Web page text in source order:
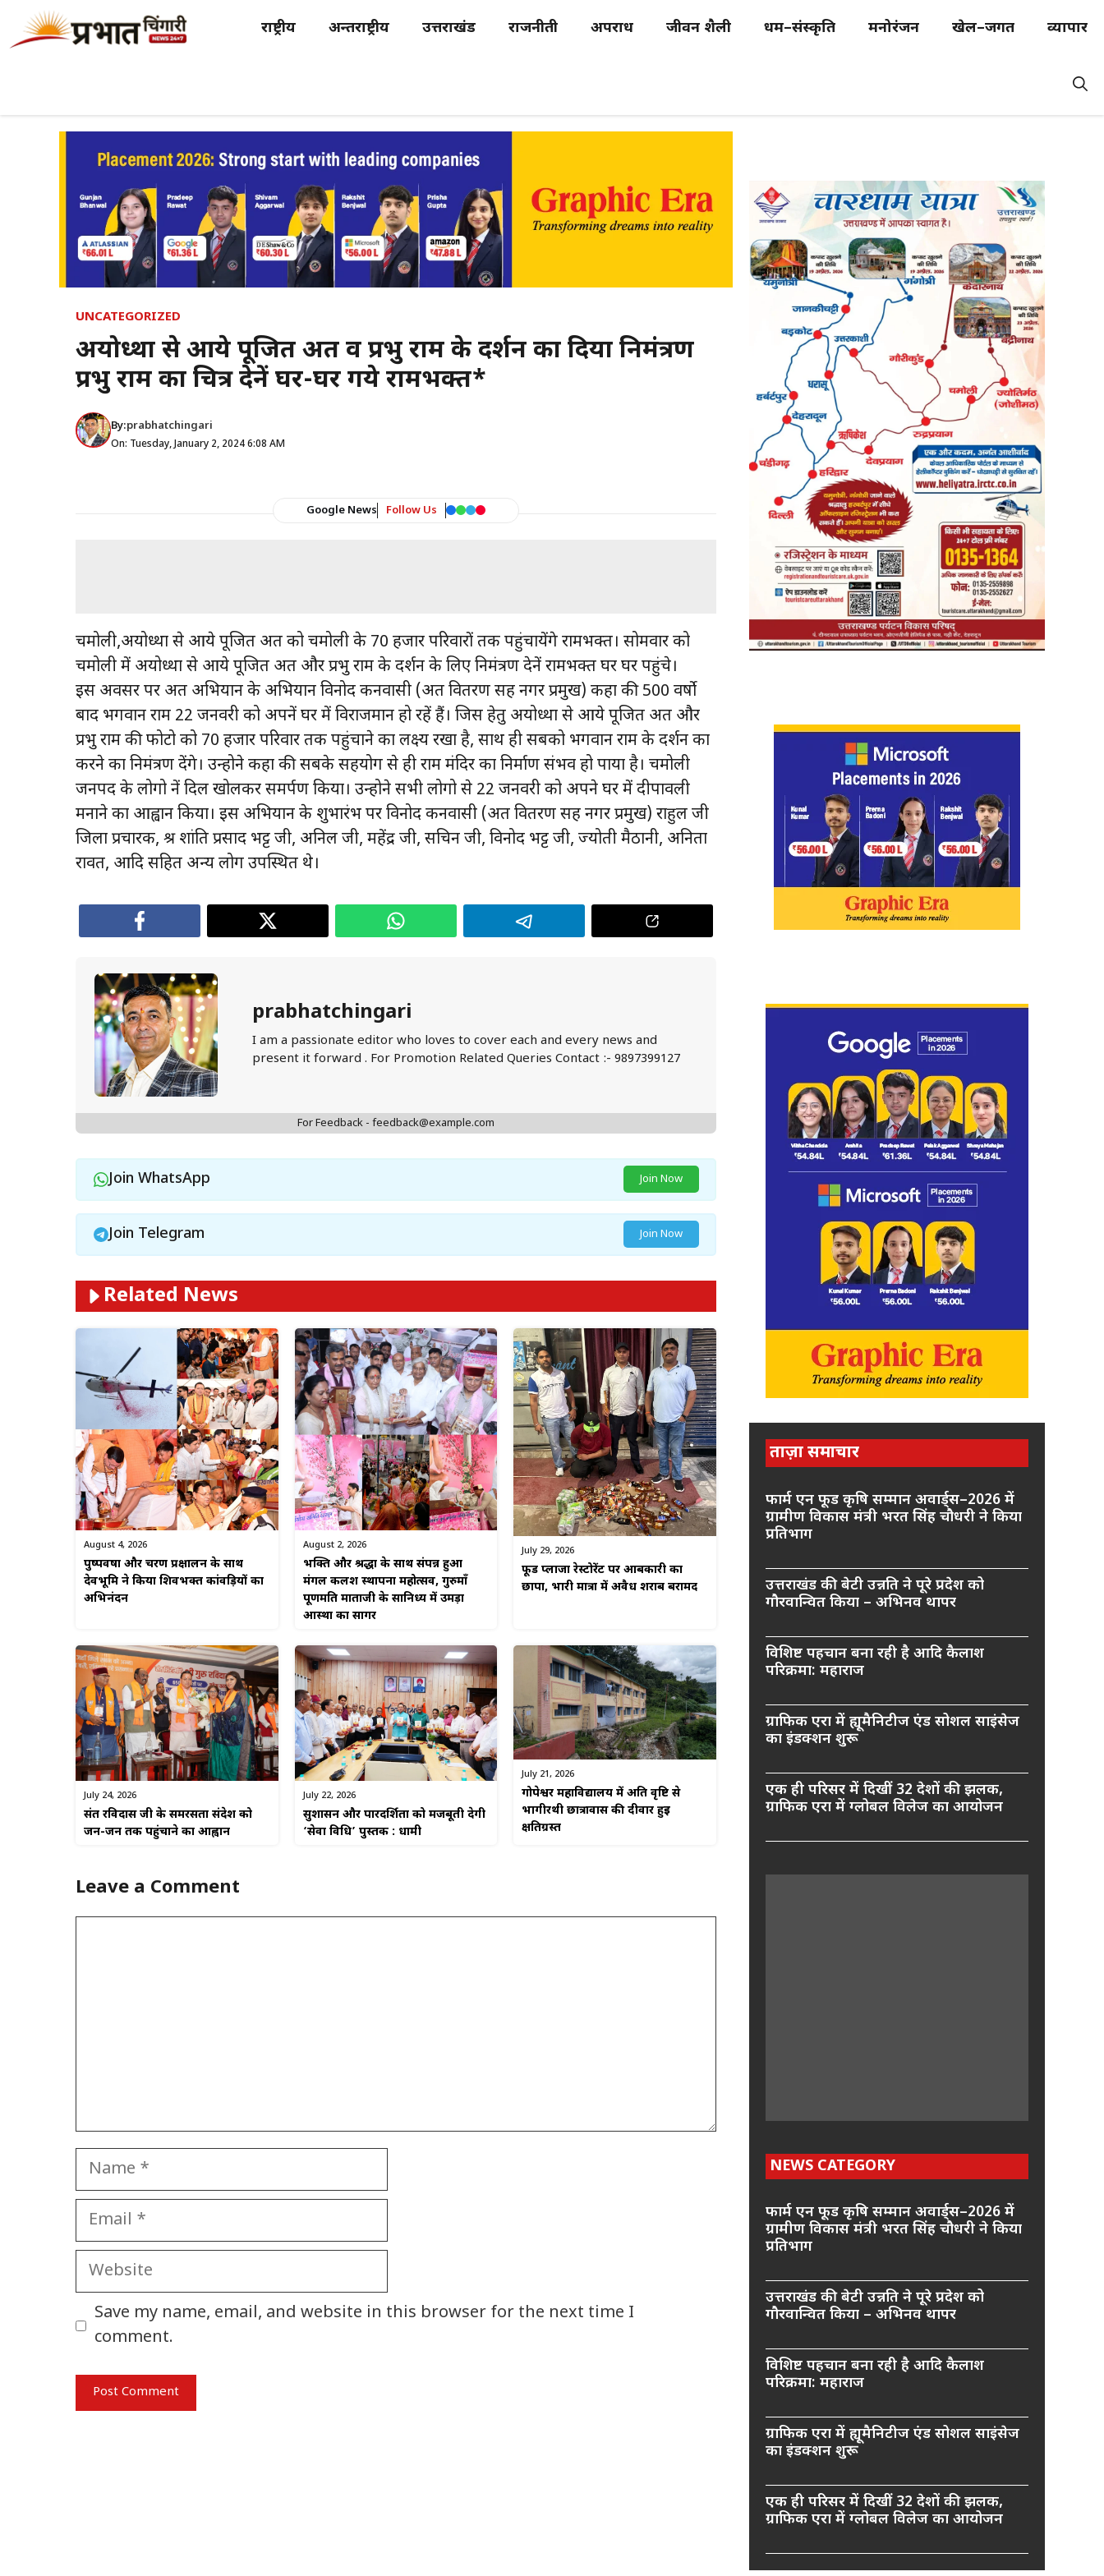
राष्ट्रीय अन्तर्राष्ट्रीय उत्तराखंड राजनीती अपराध जीवन शैली धर्म–संस्कृति मनोरंजन खेल–जगत व्यापार
UNCATEGORIZED
अयोध्था से आये पूजित अक्षत व प्रभु राम के दर्शन का दिया निमंत्रण
प्रभु राम का चित्र देनें घर-घर गये रामभक्त*
By:prabhatchingari
On: Tuesday, January 2, 2024 6:08 AM
Google News Follow Us
चमोली,अयोध्था से आये पूजित अक्षत को चमोली के 70 हजार परिवारों तक पहुंचायेंगे रामभक्त। सोमवार को
चमोली में अयोध्था से आये पूजित अक्षत और प्रभु राम के दर्शन के लिए निमंत्रण देनें रामभक्त घर घर पहुंचे।
इस अवसर पर अक्षत अभियान के अभियान विनोद कनवासी (अक्षत वितरण सह नगर प्रमुख) कहा की 500 वर्षो
बाद भगवान राम 22 जनवरी को अपनें घर में विराजमान हो रहें हैं। जिस हेतु अयोध्था से आये पूजित अक्षत और
प्रभु राम की फोटो को 70 हजार परिवार तक पहुंचाने का लक्ष्य रखा है, साथ ही सबको भगवान राम के दर्शन का
करने का निमंत्रण देंगे। उन्होने कहा की सबके सहयोग से ही राम मंदिर का निर्माण संभव हो पाया है। चमोली
जनपद के लोगो नें दिल खोलकर समर्पण किया। उन्होने सभी लोगो से 22 जनवरी को अपने घर में दीपावली
मनाने का आह्वान किया। इस अभियान के शुभारंभ पर विनोद कनवासी (अक्षत वितरण सह नगर प्रमुख) राहुल जी
जिला प्रचारक, श्र शांति प्रसाद भट्ट जी, अनिल जी, महेंद्र जी, सचिन जी, विनोद भट्ट जी, ज्योती मैठानी, अनिता
रावत, आदि सहित अन्य लोग उपस्थित थे।
prabhatchingari
I am a passionate editor who loves to cover each and every news and
present it forward . For Promotion Related Queries Contact :- 9897399127
For Feedback - feedback@example.com
Join WhatsApp Join Now
Join Telegram Join Now
Related News
August 4, 2026
पुष्पवर्षा और चरण प्रक्षालन के साथ
देवभूमि ने किया शिवभक्त कांवड़ियों का
अभिनंदन
August 2, 2026
भक्ति और श्रद्धा के साथ संपन्न हुआ
मंगल कलश स्थापना महोत्सव, गुरुमाँ
पूर्णमति माताजी के सानिध्य में उमड़ा
आस्था का सागर
July 29, 2026
फूड प्लाजा रेस्टोरेंट पर आबकारी का
छापा, भारी मात्रा में अवैध शराब बरामद
July 24, 2026
संत रविदास जी के समरसता संदेश को
जन-जन तक पहुंचाने का आह्वान
July 22, 2026
सुशासन और पारदर्शिता को मजबूती देगी
‘सेवा विधि’ पुस्तक : धामी
July 21, 2026
गोपेश्वर महाविद्यालय में अति वृष्टि से
भागीरथी छात्रावास की दीवार हुई
क्षतिग्रस्त
Leave a Comment
Name
Email
Website
Save my name, email, and website in this browser for the next time I
comment.
ताज़ा समाचार
फार्म एन फूड कृषि सम्मान अवार्ड्स–2026 में
ग्रामीण विकास मंत्री भरत सिंह चौधरी ने किया
प्रतिभाग
उत्तराखंड की बेटी उन्नति ने पूरे प्रदेश को
गौरवान्वित किया – अभिनव थापर
विशिष्ट पहचान बना रही है आदि कैलाश
परिक्रमा: महाराज
ग्राफिक एरा में ह्यूमैनिटीज एंड सोशल साइंसेज
का इंडक्शन शुरू
एक ही परिसर में दिखीं 32 देशों की झलक,
ग्राफिक एरा में ग्लोबल विलेज का आयोजन
NEWS CATEGORY
फार्म एन फूड कृषि सम्मान अवार्ड्स–2026 में
ग्रामीण विकास मंत्री भरत सिंह चौधरी ने किया
प्रतिभाग
उत्तराखंड की बेटी उन्नति ने पूरे प्रदेश को
गौरवान्वित किया – अभिनव थापर
विशिष्ट पहचान बना रही है आदि कैलाश
परिक्रमा: महाराज
ग्राफिक एरा में ह्यूमैनिटीज एंड सोशल साइंसेज
का इंडक्शन शुरू
एक ही परिसर में दिखीं 32 देशों की झलक,
ग्राफिक एरा में ग्लोबल विलेज का आयोजन